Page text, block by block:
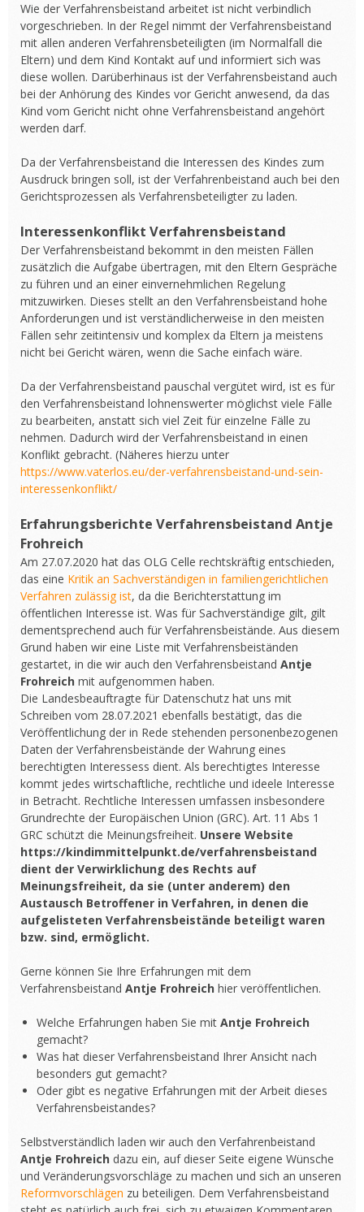
Wie der Verfahrensbeistand arbeitet ist nicht verbindlich
vorgeschrieben. In der Regel nimmt der Verfahrensbeistand
mit allen anderen Verfahrensbeteiligten (im Normalfall die
Eltern) und dem Kind Kontakt auf und informiert sich was
diese wollen. Darüberhinaus ist der Verfahrensbeistand auch
bei der Anhörung des Kindes vor Gericht anwesend, da das
Kind vom Gericht nicht ohne Verfahrensbeistand angehört
werden darf.
Da der Verfahrensbeistand die Interessen des Kindes zum
Ausdruck bringen soll, ist der Verfahrenbeistand auch bei den
Gerichtsprozessen als Verfahrensbeteiligter zu laden.
Interessenkonflikt Verfahrensbeistand
Der Verfahrensbeistand bekommt in den meisten Fällen
zusätzlich die Aufgabe übertragen, mit den Eltern Gespräche
zu führen und an einer einvernehmlichen Regelung
mitzuwirken. Dieses stellt an den Verfahrensbeistand hohe
Anforderungen und ist verständlicherweise in den meisten
Fällen sehr zeitintensiv und komplex da Eltern ja meistens
nicht bei Gericht wären, wenn die Sache einfach wäre.
Da der Verfahrensbeistand pauschal vergütet wird, ist es für
den Verfahrensbeistand lohnenswerter möglichst viele Fälle
zu bearbeiten, anstatt sich viel Zeit für einzelne Fälle zu
nehmen. Dadurch wird der Verfahrensbeistand in einen
Konflikt gebracht. (Näheres hierzu unter
https://www.vaterlos.eu/der-verfahrensbeistand-und-sein-
interessenkonflikt/
Erfahrungsberichte Verfahrensbeistand Antje
Frohreich
Am 27.07.2020 hat das OLG Celle rechtskräftig entschieden,
das eine Kritik an Sachverständigen in familiengerichtlichen
Verfahren zulässig ist, da die Berichterstattung im
öffentlichen Interesse ist. Was für Sachverständige gilt, gilt
dementsprechend auch für Verfahrensbeistände. Aus diesem
Grund haben wir eine Liste mit Verfahrensbeiständen
gestartet, in die wir auch den Verfahrensbeistand Antje
Frohreich mit aufgenommen haben.
Die Landesbeauftragte für Datenschutz hat uns mit
Schreiben vom 28.07.2021 ebenfalls bestätigt, das die
Veröffentlichung der in Rede stehenden personenbezogenen
Daten der Verfahrensbeistände der Wahrung eines
berechtigten Interessess dient. Als berechtigtes Interesse
kommt jedes wirtschaftliche, rechtliche und ideele Interesse
in Betracht. Rechtliche Interessen umfassen insbesondere
Grundrechte der Europäischen Union (GRC). Art. 11 Abs 1
GRC schützt die Meinungsfreiheit. Unsere Website
https://kindimmittelpunkt.de/verfahrensbeistand
dient der Verwirklichung des Rechts auf
Meinungsfreiheit, da sie (unter anderem) den
Austausch Betroffener in Verfahren, in denen die
aufgelisteten Verfahrensbeistände beteiligt waren
bzw. sind, ermöglicht.
Gerne können Sie Ihre Erfahrungen mit dem
Verfahrensbeistand Antje Frohreich hier veröffentlichen.
Welche Erfahrungen haben Sie mit Antje Frohreich
gemacht?
Was hat dieser Verfahrensbeistand Ihrer Ansicht nach
besonders gut gemacht?
Oder gibt es negative Erfahrungen mit der Arbeit dieses
Verfahrensbeistandes?
Selbstverständlich laden wir auch den Verfahrenbeistand
Antje Frohreich dazu ein, auf dieser Seite eigene Wünsche
und Veränderungsvorschläge zu machen und sich an unseren
Reformvorschlägen zu beteiligen. Dem Verfahrensbeistand